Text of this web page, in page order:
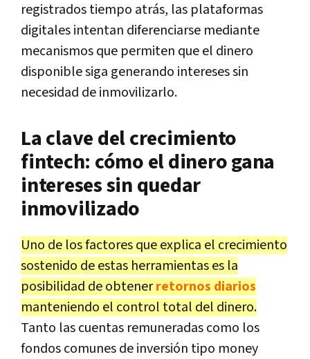
registrados tiempo atrás, las plataformas
digitales intentan diferenciarse mediante
mecanismos que permiten que el dinero
disponible siga generando intereses sin
necesidad de inmovilizarlo.
La clave del crecimiento
fintech: cómo el dinero gana
intereses sin quedar
inmovilizado
Uno de los factores que explica el crecimiento
sostenido de estas herramientas es la
posibilidad de obtenerretornos diarios
manteniendo el control total del dinero.
Tanto las cuentas remuneradas como los
fondos comunes de inversión tipo money